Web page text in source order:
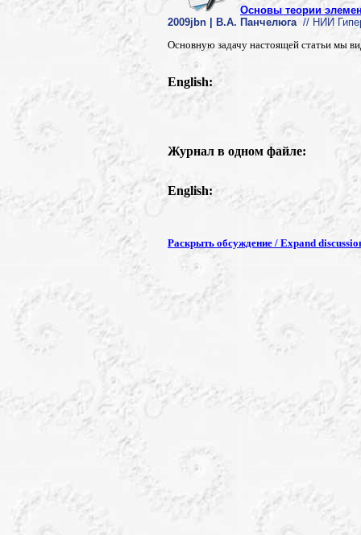
Основы теории
2009jbn | В.А. Панчелюга// НИИ
Основную задачу настоящей статьи мы
English:
Журнал в одном файле:
English:
Раскрыть обсуждение / Expand